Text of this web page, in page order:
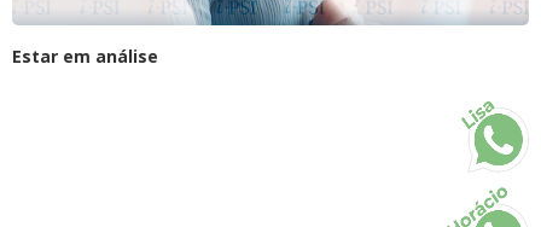
Estar em análise